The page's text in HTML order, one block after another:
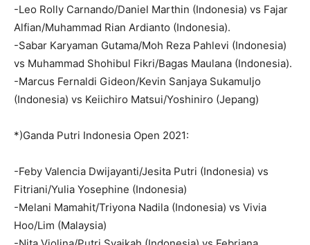
-Leo Rolly Carnando/Daniel Marthin (Indonesia) vs Fajar
Alfian/Muhammad Rian Ardianto (Indonesia).
-Sabar Karyaman Gutama/Moh Reza Pahlevi (Indonesia)
vs Muhammad Shohibul Fikri/Bagas Maulana (Indonesia).
-Marcus Fernaldi Gideon/Kevin Sanjaya Sukamuljo
(Indonesia) vs Keiichiro Matsui/Yoshiniro (Jepang)
*)Ganda Putri Indonesia Open 2021:
-Feby Valencia Dwijayanti/Jesita Putri (Indonesia) vs
Fitriani/Yulia Yosephine (Indonesia)
-Melani Mamahit/Triyona Nadila (Indonesia) vs Vivia
Hoo/Lim (Malaysia)